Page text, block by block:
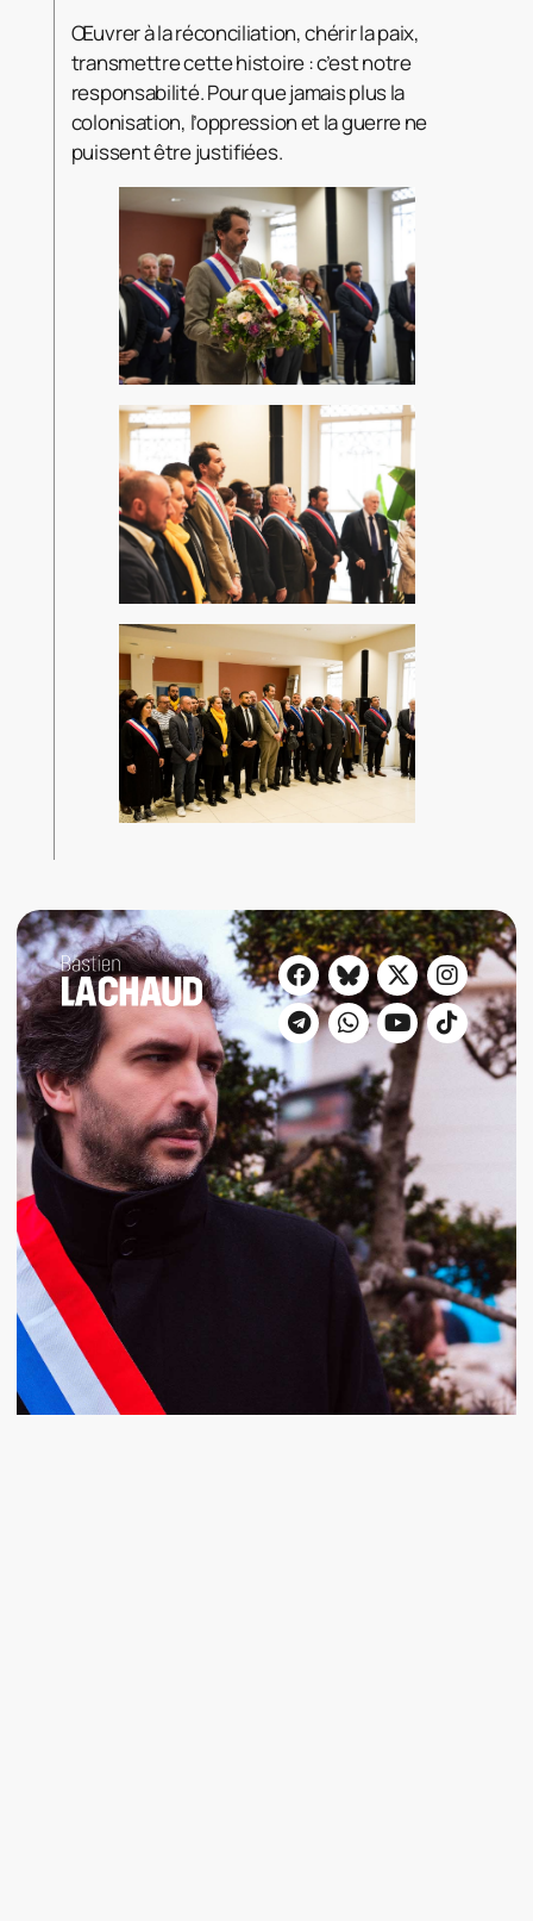
Œuvrer à la réconciliation, chérir la paix,
transmettre cette histoire : c’est notre
responsabilité. Pour que jamais plus la
colonisation, l’oppression et la guerre ne
puissent être justifiées.